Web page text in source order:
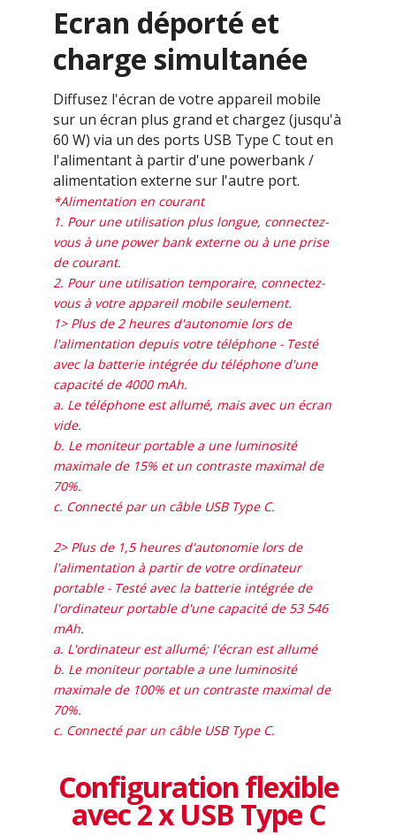
Ecran déporté et
charge simultanée
Diffusez l'écran de votre appareil mobile
sur un écran plus grand et chargez (jusqu'à
60 W) via un des ports USB Type C tout en
l'alimentant à partir d'une powerbank /
alimentation externe sur l'autre port.
*Alimentation en courant
1. Pour une utilisation plus longue, connectez-
vous à une power bank externe ou à une prise
de courant.
2. Pour une utilisation temporaire, connectez-
vous à votre appareil mobile seulement.
1> Plus de 2 heures d'autonomie lors de
l'alimentation depuis votre téléphone - Testé
avec la batterie intégrée du téléphone d'une
capacité de 4000 mAh.
a. Le téléphone est allumé, mais avec un écran
vide.
b. Le moniteur portable a une luminosité
maximale de 15% et un contraste maximal de
70%.
c. Connecté par un câble USB Type C.
2> Plus de 1,5 heures d'autonomie lors de
l'alimentation à partir de votre ordinateur
portable - Testé avec la batterie intégrée de
l'ordinateur portable d'une capacité de 53 546
mAh.
a. L'ordinateur est allumé; l'écran est allumé
b. Le moniteur portable a une luminosité
maximale de 100% et un contraste maximal de
70%.
c. Connecté par un câble USB Type C.
Configuration flexible
avec 2 x USB Type C